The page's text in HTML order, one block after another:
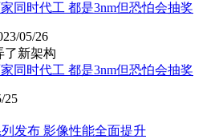
同时代工 都是3nm但恐怕会抽奖
05/26
了新架构
同时代工 都是3nm但恐怕会抽奖
25
列发布 影像性能全面提升